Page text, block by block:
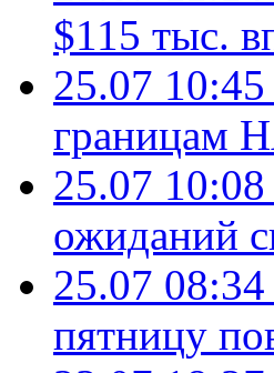
$115 тыс.
25.07 10:45
границам
25.07 10:08
ожиданий
25.07 08:34
пятницу